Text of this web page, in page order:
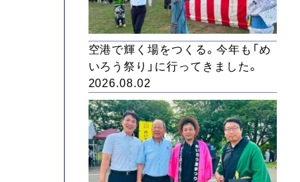
空港で輝く場をつくる。今年も「め
いろう祭り」に行ってきました。
2026.08.02